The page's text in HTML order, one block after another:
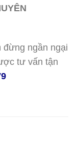
đừng ngần ngại
tư vấn tận